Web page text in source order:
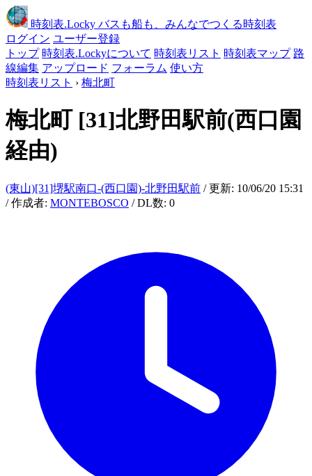
時刻表.Locky バスも船も、みんなでつくる時刻表
ログイン ユーザー登録
トップ 時刻表.Lockyについて 時刻表リスト 時刻表マップ 路
線編集 アップロード フォーラム 使い方
時刻表リスト › 梅北町
梅北町 [31]北野田駅前(西口園
経由)
(東山)[31]堺駅南口-(西口園)-北野田駅前 / 更新: 10/06/20 15:31
/ 作成者: MONTEBOSCO / DL数: 0